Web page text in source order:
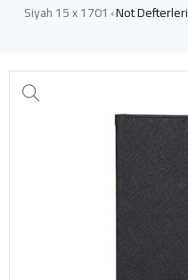
Not Defterleri
›
1701 Siyah 15 x